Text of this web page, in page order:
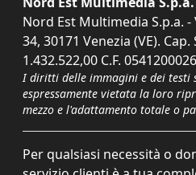
Nord Est Multimedia S.p.a.
34, 30171 Venezia (VE). Cap.
1.432.522,00 C.F.
I diritti delle immagini e dei testi
espressamente vietata la loro
mezzo e l'adattamento totale o
Per qualsiasi necessità o